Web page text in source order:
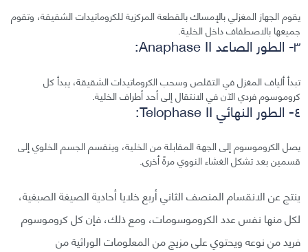
يقوم الجهاز المغزلي بالإمساك بالقطعة المركزية للكروماتيدات الشقيقة، وتقوم
جميعها بالاصطفاف داخل الخلية.
٣- الطور الصاعد Anaphase II:
تبدأ ألياف المغزل في التقلص وسحب الكروماتيدات الشقيقة، يبدأ كل
كروموسوم فردي الآن في الانتقال إلى أحد أطراف الخلية.
٤- الطور النهائي Telophase II:
يصل الكروموسوم إلى الجهة المقابلة من الخلية، وينقسم الجسم الخلوي إلى
قسمين بعد تشكل الغشاء النووي مرةً أخرى.
ينتج عن الانقسام المنصف الثاني أربع خلايا أحادية الصيغة الصبغية،
لكل منها نفس عدد الكروموسومات، ومع ذلك، فإن كل كروموسوم
فريد من نوعه ويحتوي على مزيج من المعلومات الوراثية من